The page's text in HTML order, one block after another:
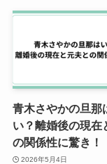
青木さやかの旦那
い？離婚後の現在
の関係性に驚き！
2026年5月4日